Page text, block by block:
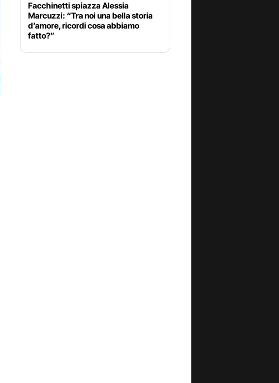
Facchinetti spiazza Alessia
Marcuzzi: “Tra noi una bella storia
d’amore, ricordi cosa abbiamo
fatto?”